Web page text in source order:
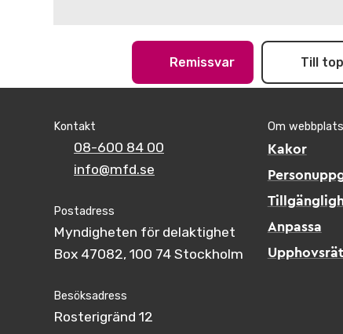
Remissvar Till
Kontakt
08-600 84 00
info@mfd.se
Postadress
Myndigheten för delaktighet
Box 47082, 100 74 Stockholm
Besöksadress
Rosterigränd 12
Om
Kakor
Anpassa